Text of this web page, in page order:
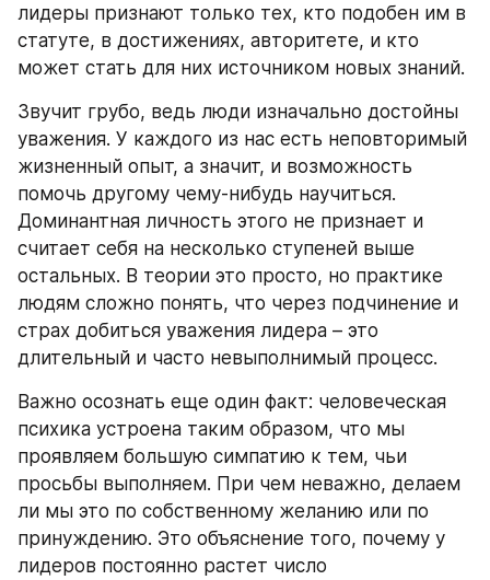
лидеры признают только тех, кто подобен им в
статуте, в достижениях, авторитете, и кто
может стать для них источником новых знаний.
Звучит грубо, ведь люди изначально достойны
уважения. У каждого из нас есть неповторимый
жизненный опыт, а значит, и возможность
помочь другому чему-нибудь научиться.
Доминантная личность этого не признает и
считает себя на несколько ступеней выше
остальных. В теории это просто, но практике
людям сложно понять, что через подчинение и
страх добиться уважения лидера – это
длительный и часто невыполнимый процесс.
Важно осознать еще один факт: человеческая
психика устроена таким образом, что мы
проявляем большую симпатию к тем, чьи
просьбы выполняем. При чем неважно, делаем
ли мы это по собственному желанию или по
принуждению. Это объяснение того, почему у
лидеров постоянно растет число